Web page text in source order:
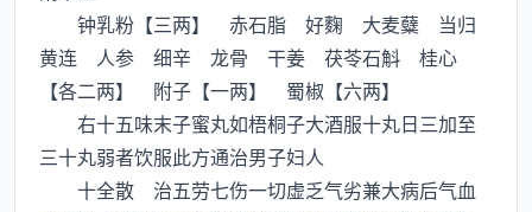
钟乳粉【三两】 赤石脂 好麴 大麦糵 当归
黄连 人参 细辛 龙骨 干姜 茯苓石斛 桂心
【各二两】 附子【一两】 蜀椒【六两】
右十五味末子蜜丸如梧桐子大酒服十丸日三加至
三十丸弱者饮服此方通治男子妇人
十全散 治五劳七伤一切虚乏气劣兼大病后气血